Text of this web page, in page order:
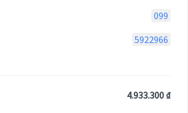
099
5922966
4.933.300 ₫